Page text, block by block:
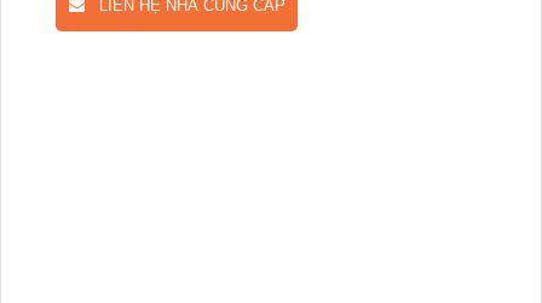
LIÊN HỆ NHÀ CUNG CẤP